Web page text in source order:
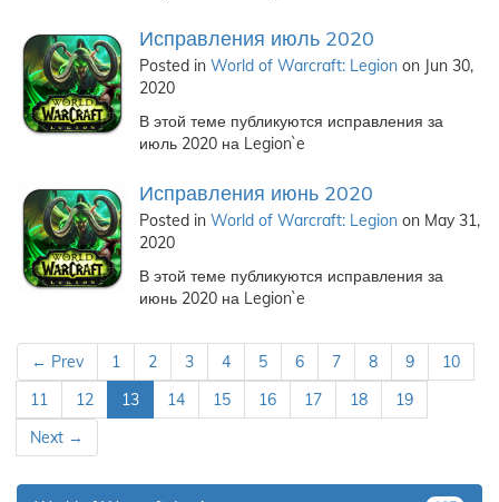
Исправления июль 2020
Posted in World of Warcraft: Legion on Jun 30,
2020
В этой теме публикуются исправления за
июль 2020 на Legion`e
Исправления июнь 2020
Posted in World of Warcraft: Legion on May 31,
2020
В этой теме публикуются исправления за
июнь 2020 на Legion`e
← Prev 1 2 3 4 5 6 7 8 9
10
11
12 13 14 15 16 17 18
19
Next →